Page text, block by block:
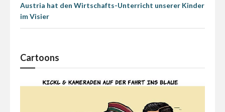
Austria hat den Wirtschafts-Unterricht unserer Kinder
im Visier
Cartoons